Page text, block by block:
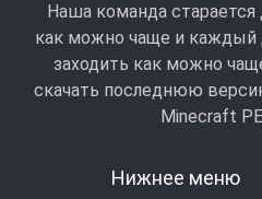
Наша команда
как можно чаще и каждый
заходить как можно
скачать последнюю
Minecraft РЕ
Нижнее меню